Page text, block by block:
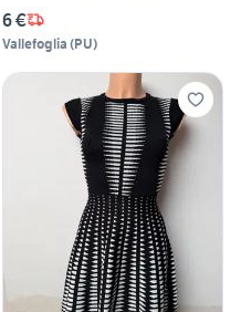
6 €
Vallefoglia (PU)